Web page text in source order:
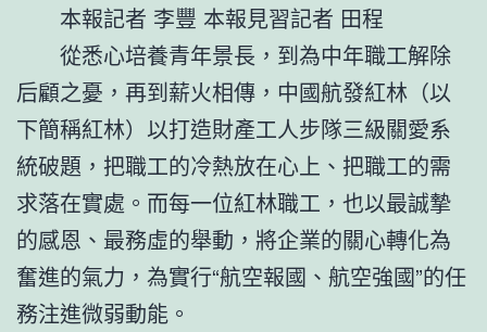
本報記者 李豐 本報見習記者 田程
從悉心培養青年景長，到為中年職工解除
后顧之憂，再到薪火相傳，中國航發紅林（以
下簡稱紅林）以打造財產工人步隊三級關愛系
統破題，把職工的冷熱放在心上、把職工的需
求落在實處。而每一位紅林職工，也以最誠摯
的感恩、最務虛的舉動，將企業的關心轉化為
奮進的氣力，為實行“航空報國、航空強國”的任
務注進微弱動能。